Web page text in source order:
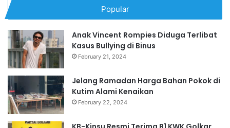
Popular
Anak Vincent Rompies Diduga Terlibat
Kasus Bullying di Binus
February 21, 2024
Jelang Ramadan Harga Bahan Pokok di
Kutim Alami Kenaikan
February 22, 2024